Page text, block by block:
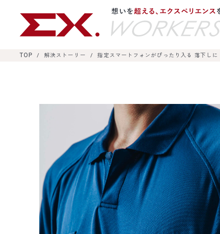
TOP 解決ストーリー 指定スマートフォンがぴったり入る 落下し